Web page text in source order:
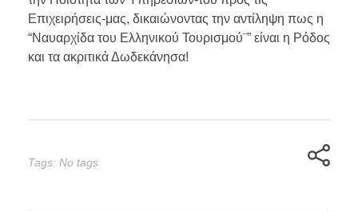
Επιχειρήσεις-μας, δικαιώνοντας την αντίληψη πως η
“Ναυαρχίδα του Ελληνικού Τουρισμού¨” είναι η Ρόδος
και τα ακριτικά Δωδεκάνησα!
Tags: No tags